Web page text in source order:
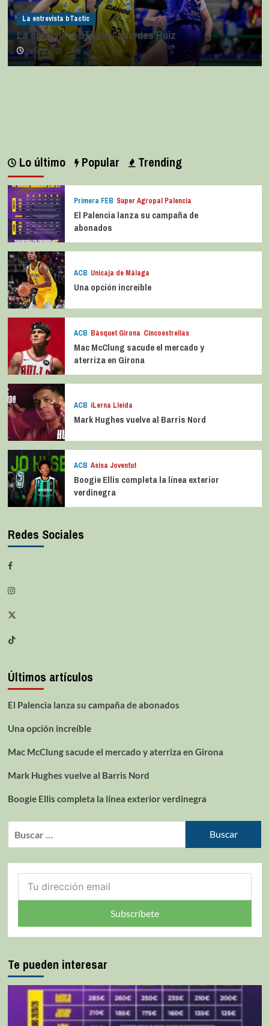
La entrevista bTactic
La entrevista bTactic: Lourdes Ruiz
julio 11, 2026 0
Lo último Popular Trending
Primera FEB Super Agropal Palencia
El Palencia lanza su campaña de
abonados
ACB Unicaja de Málaga
Una opción increíble
ACB Bàsquet Girona Cincoestrellas
Mac McClung sacude el mercado y
aterriza en Girona
ACB iLerna Lleida
Mark Hughes vuelve al Barris Nord
ACB Asisa Joventut
Boogie Ellis completa la línea exterior
verdinegra
Redes Sociales
Últimos artículos
El Palencia lanza su campaña de abonados
Una opción increíble
Mac McClung sacude el mercado y aterriza en Girona
Mark Hughes vuelve al Barris Nord
Boogie Ellis completa la línea exterior verdinegra
Subscríbete
Te pueden interesar